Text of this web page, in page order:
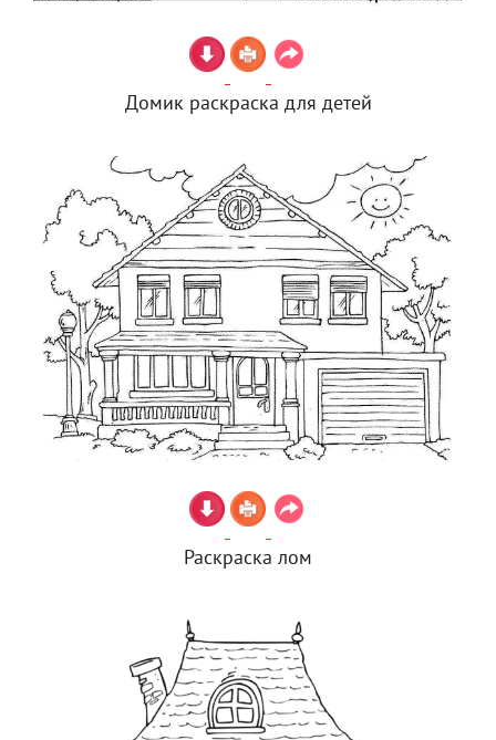
Домик раскраска для детей
Раскраска лом